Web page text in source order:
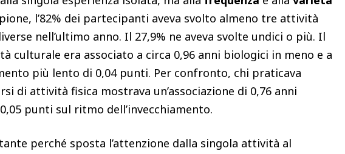
l’82% dei partecipanti aveva svolto almeno tre attività
nell’ultimo anno. Il 27,9% ne aveva svolte undici o più. Il
culturale era associato a circa 0,96 anni biologici in meno e a
più lento di 0,04 punti. Per confronto, chi praticava
di attività fisica mostrava un’associazione di 0,76 anni
punti sul ritmo dell’invecchiamento.
perché sposta l’attenzione dalla singola attività al